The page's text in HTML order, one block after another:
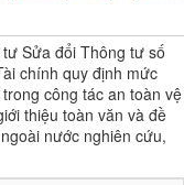
Sửa đổi Thông tư số
chính quy định mức
công tác an toàn vệ
thiệu toàn văn và đề
nước nghiên cứu,